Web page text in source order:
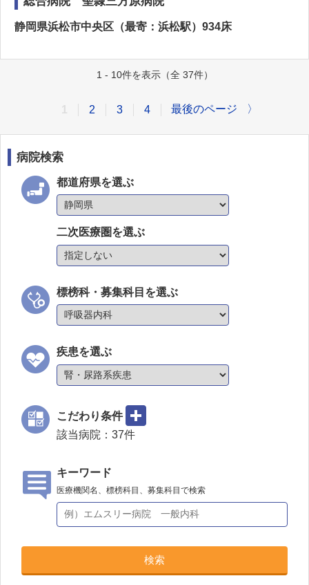
静岡県浜松市中央区（最寄：浜松駅）934床
1 - 10件を表示（全 37件）
2 3 4 最後のページ 〉
病院検索
都道府県を選ぶ
二次医療圏を選ぶ
標榜科・募集科目を選ぶ
疾患を選ぶ
こだわり条件
該当病院： 37件
キーワード
医療機関名、標榜科目、募集科目で検索
検索